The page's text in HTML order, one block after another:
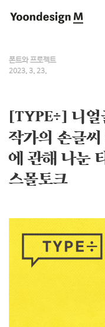
폰트와 프로젝트
2023. 3. 23.
[TYPE÷] 니얼
작가의 손글씨
에 관해 나눈
스몰토크